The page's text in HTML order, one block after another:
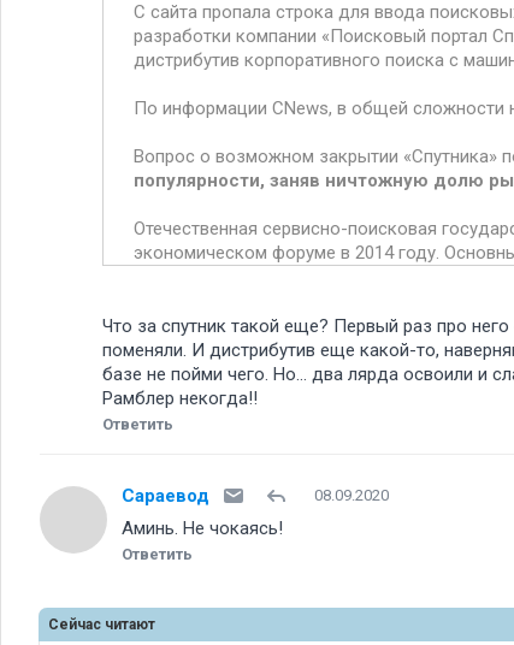
С сайта пропала строка для ввода
разработки компании «Поисковый портал
дистрибутив корпоративного поиска с
По информации CNews, в общей сложности
Вопрос о возможном закрытии «Спутника»
популярности, заняв ничтожную долю
Отечественная сервисно-поисковая
экономическом форуме в 2014 году.
Что за спутник такой еще? Первый раз про
поменяли. И дистрибутив еще какой-то,
базе не пойми чего. Но... два лярда освоили и
Рамблер некогда!!
Ответить
Сараевод 08.09.2020
Аминь. Не чокаясь!
Ответить
Сейчас читают